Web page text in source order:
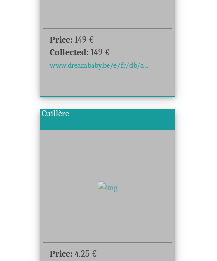
Price: 149 €
Collected: 149 €
www.dreambaby.be/e/fr/db/a...
Cuillère
Price: 4.25 €